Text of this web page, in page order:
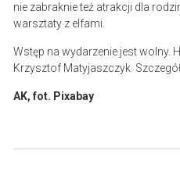
nie zabraknie też atrakcji dla
warsztaty z elfami.
Wstęp na wydarzenie jest wolny.
Krzysztof Matyjaszczyk.
AK, fot. Pixabay